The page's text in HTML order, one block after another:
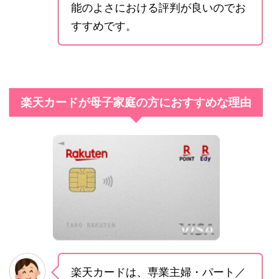
能のよさにおける評判が良いのでお
すすめです。
楽天カードが母子家庭の方におすすめな理由
楽天カードは、専業主婦・パート／